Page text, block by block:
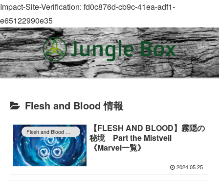
Impact-Site-Verification: fd0c876d-cb9c-41ea-adf1-
e65122990e35
Flesh and Blood 情報
Flesh and Blood 情報
【FLESH AND BLOOD】霧隠の
秘境 Part the Mistveil
《Marvel一覧》
2024.05.25